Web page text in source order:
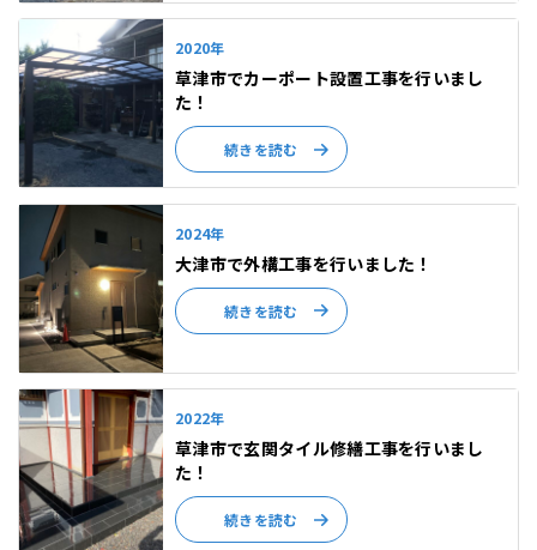
2020年
草津市でカーポート設置工事を行いまし
た！
続きを読む
2024年
大津市で外構工事を行いました！
続きを読む
2022年
草津市で玄関タイル修繕工事を行いまし
た！
続きを読む